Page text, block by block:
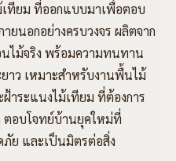
เทียม ที่ออกแบบมาเพื่อตอบ
ยนอกอย่างครบวงจร ผลิตจาก
ไม้จริง พร้อมความทนทาน
าว เหมาะสำหรับงานพื้นไม้
าระแนงไม้เทียม ที่ต้องการ
ตอบโจทย์บ้านยุคใหม่ที่
ภัย และเป็นมิตรต่อสิ่ง